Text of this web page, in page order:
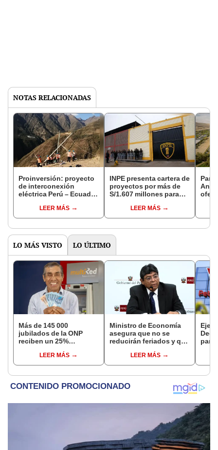
NOTAS RELACIONADAS
Proinversión: proyecto
de interconexión
eléctrica Perú – Ecuador
LEER MÁS
INPE presenta cartera de
proyectos por más de
S/1.607 millones para
penitenciaria
LEER MÁS
LO MÁS VISTO LO ÚLTIMO
Más de 145 000
jubilados de la ONP
reciben un 25%
en agostoLEER MÁS
Ministro de Economía
asegura que no se
reducirán feriados y que
aumentará en dos
etapas
LEER MÁS
para